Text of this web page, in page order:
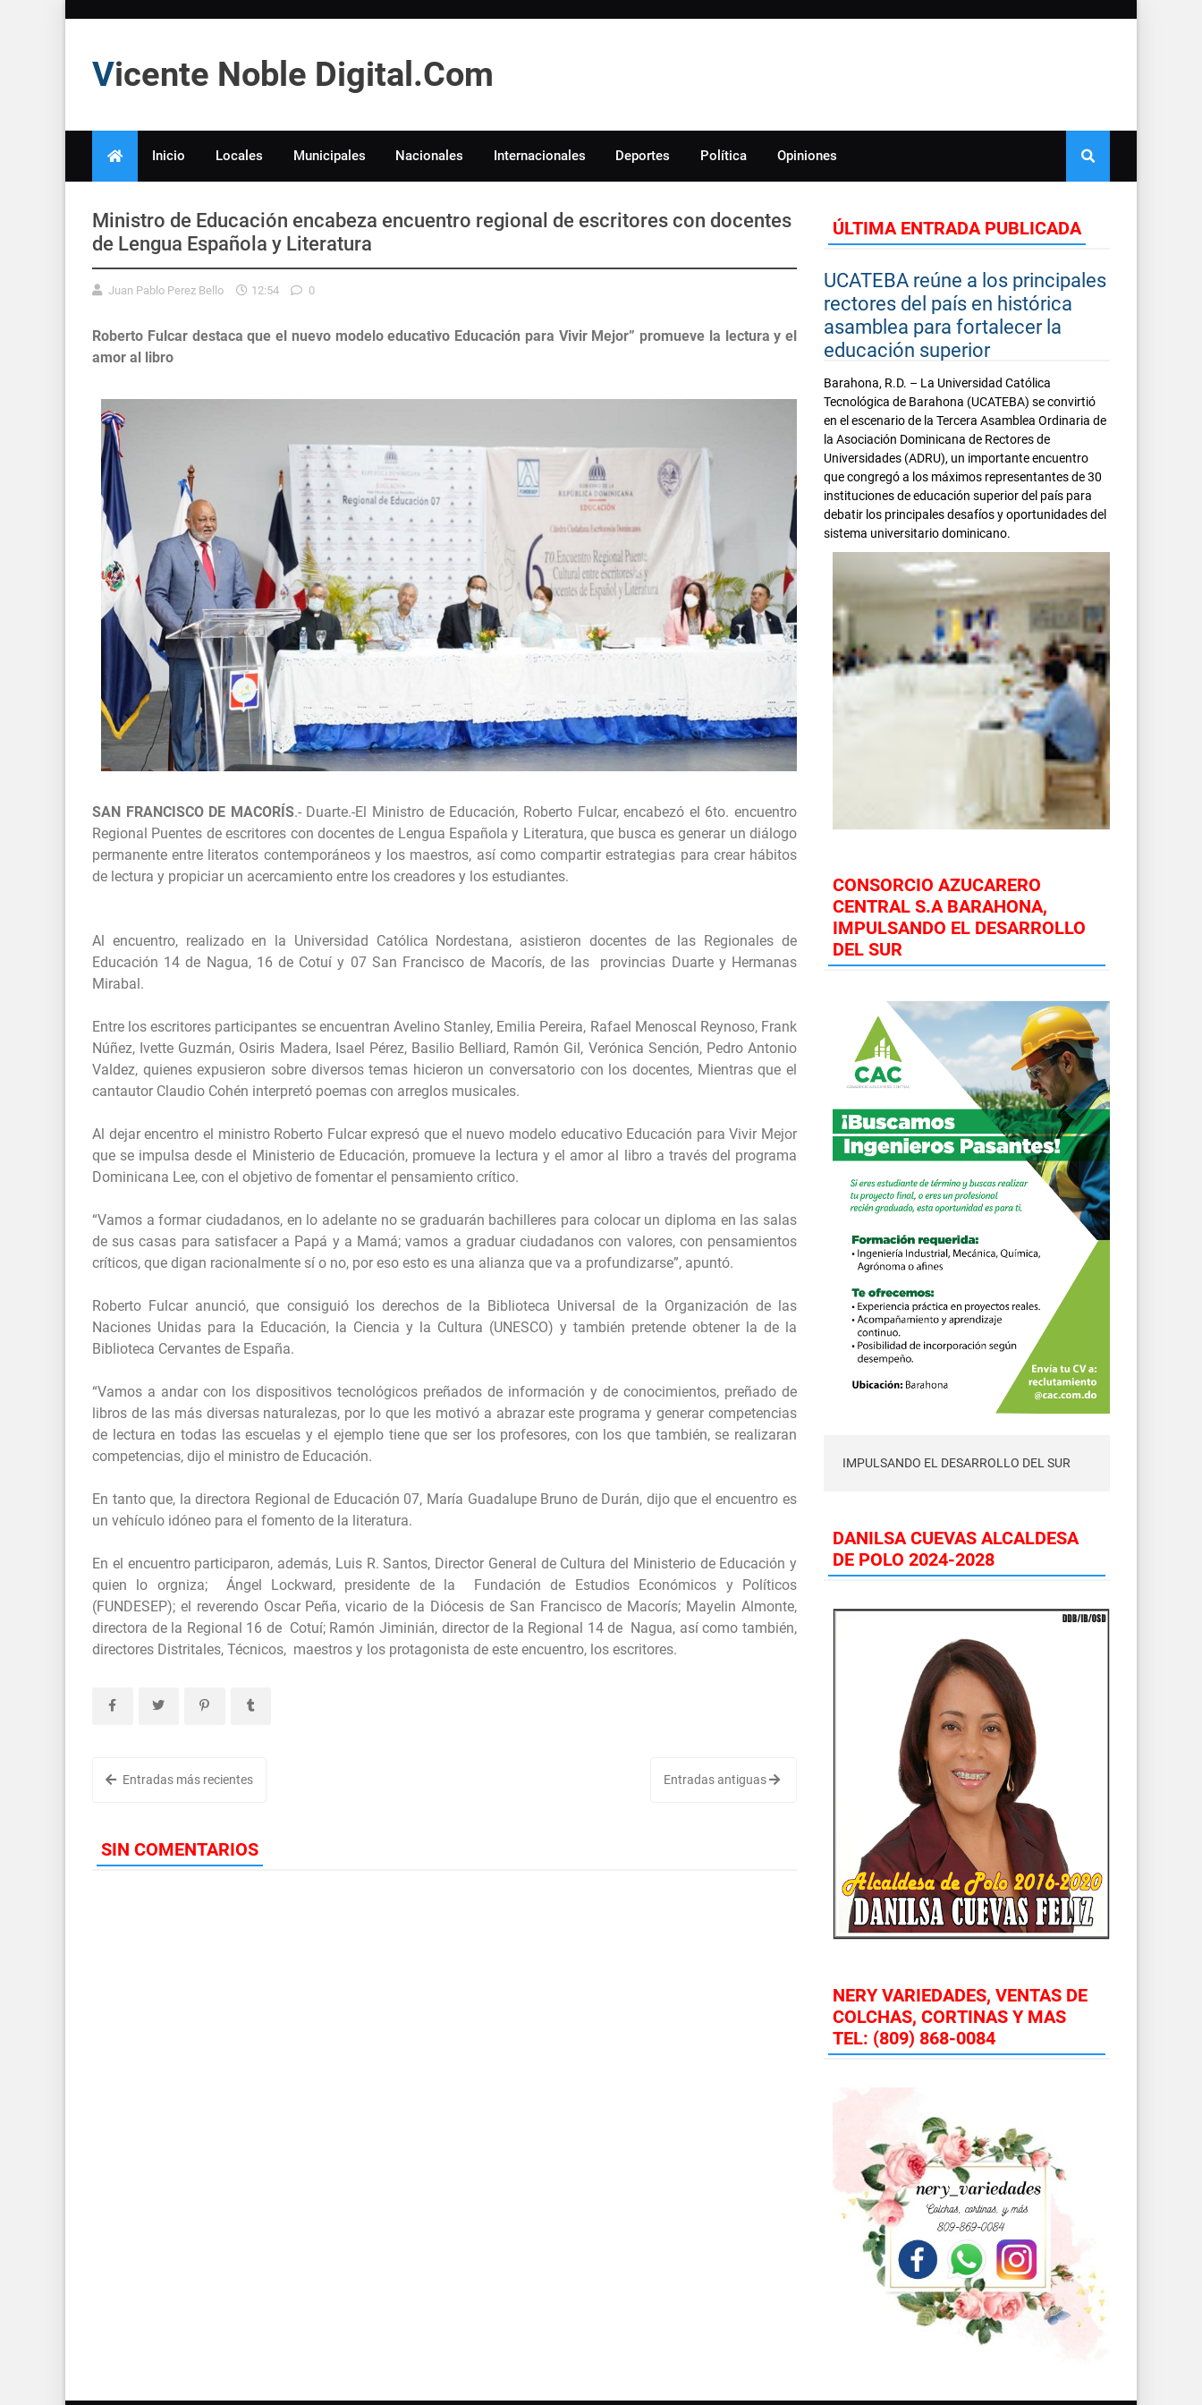
Vicente Noble Digital.Com
Inicio Locales Municipales Nacionales Internacionales Deportes Política Opiniones
Ministro de Educación encabeza encuentro regional de escritores con docentes
de Lengua Española y Literatura
Juan Pablo Perez Bello 12:54 0
Roberto Fulcar destaca que el nuevo modelo educativo Educación para Vivir Mejor” promueve la lectura y el
amor al libro
SAN FRANCISCO DE MACORÍS.- Duarte.-El Ministro de Educación, Roberto Fulcar, encabezó el 6to. encuentro
Regional Puentes de escritores con docentes de Lengua Española y Literatura, que busca es generar un diálogo
permanente entre literatos contemporáneos y los maestros, así como compartir estrategias para crear hábitos
de lectura y propiciar un acercamiento entre los creadores y los estudiantes.
Al encuentro, realizado en la Universidad Católica Nordestana, asistieron docentes de las Regionales de
Educación 14 de Nagua, 16 de Cotuí y 07 San Francisco de Macorís, de las provincias Duarte y Hermanas
Mirabal.
Entre los escritores participantes se encuentran Avelino Stanley, Emilia Pereira, Rafael Menoscal Reynoso, Frank
Núñez, Ivette Guzmán, Osiris Madera, Isael Pérez, Basilio Belliard, Ramón Gil, Verónica Sención, Pedro Antonio
Valdez, quienes expusieron sobre diversos temas hicieron un conversatorio con los docentes, Mientras que el
cantautor Claudio Cohén interpretó poemas con arreglos musicales.
Al dejar encentro el ministro Roberto Fulcar expresó que el nuevo modelo educativo Educación para Vivir Mejor
que se impulsa desde el Ministerio de Educación, promueve la lectura y el amor al libro a través del programa
Dominicana Lee, con el objetivo de fomentar el pensamiento crítico.
“Vamos a formar ciudadanos, en lo adelante no se graduarán bachilleres para colocar un diploma en las salas
de sus casas para satisfacer a Papá y a Mamá; vamos a graduar ciudadanos con valores, con pensamientos
críticos, que digan racionalmente sí o no, por eso esto es una alianza que va a profundizarse”, apuntó.
Roberto Fulcar anunció, que consiguió los derechos de la Biblioteca Universal de la Organización de las
Naciones Unidas para la Educación, la Ciencia y la Cultura (UNESCO) y también pretende obtener la de la
Biblioteca Cervantes de España.
“Vamos a andar con los dispositivos tecnológicos preñados de información y de conocimientos, preñado de
libros de las más diversas naturalezas, por lo que les motivó a abrazar este programa y generar competencias
de lectura en todas las escuelas y el ejemplo tiene que ser los profesores, con los que también, se realizaran
competencias, dijo el ministro de Educación.
En tanto que, la directora Regional de Educación 07, María Guadalupe Bruno de Durán, dijo que el encuentro es
un vehículo idóneo para el fomento de la literatura.
En el encuentro participaron, además, Luis R. Santos, Director General de Cultura del Ministerio de Educación y
quien lo orgniza; Ángel Lockward, presidente de la Fundación de Estudios Económicos y Políticos
(FUNDESEP); el reverendo Oscar Peña, vicario de la Diócesis de San Francisco de Macorís; Mayelin Almonte,
directora de la Regional 16 de Cotuí; Ramón Jiminián, director de la Regional 14 de Nagua, así como también,
directores Distritales, Técnicos, maestros y los protagonista de este encuentro, los escritores.
Entradas más recientes Entradas antiguas
SIN COMENTARIOS
ÚLTIMA ENTRADA PUBLICADA
UCATEBA reúne a los principales
rectores del país en histórica
asamblea para fortalecer la
educación superior
Barahona, R.D. – La Universidad Católica
Tecnológica de Barahona (UCATEBA) se convirtió
en el escenario de la Tercera Asamblea Ordinaria de
la Asociación Dominicana de Rectores de
Universidades (ADRU), un importante encuentro
que congregó a los máximos representantes de 30
instituciones de educación superior del país para
debatir los principales desafíos y oportunidades del
sistema universitario dominicano.
CONSORCIO AZUCARERO
CENTRAL S.A BARAHONA,
IMPULSANDO EL DESARROLLO
DEL SUR
IMPULSANDO EL DESARROLLO DEL SUR
DANILSA CUEVAS ALCALDESA
DE POLO 2024-2028
NERY VARIEDADES, VENTAS DE
COLCHAS, CORTINAS Y MAS
TEL: (809) 868-0084